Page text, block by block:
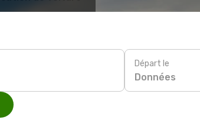
Départ le
Données